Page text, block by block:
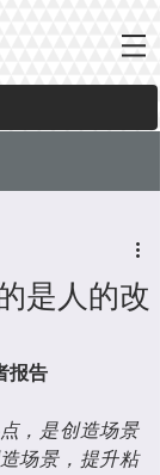
是人的改
报告
，是创造场景
场景，提升粘